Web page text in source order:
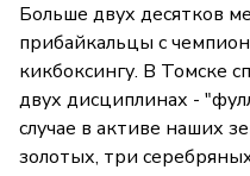
Больше двух десятков
прибайкальцы с
кикбоксингу. В Томске
двух дисциплинах -
случае в активе наших
золотых, три